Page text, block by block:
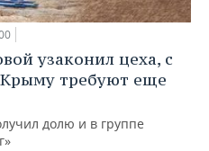
узаконил цеха, с
требуют еще
долю и в группе